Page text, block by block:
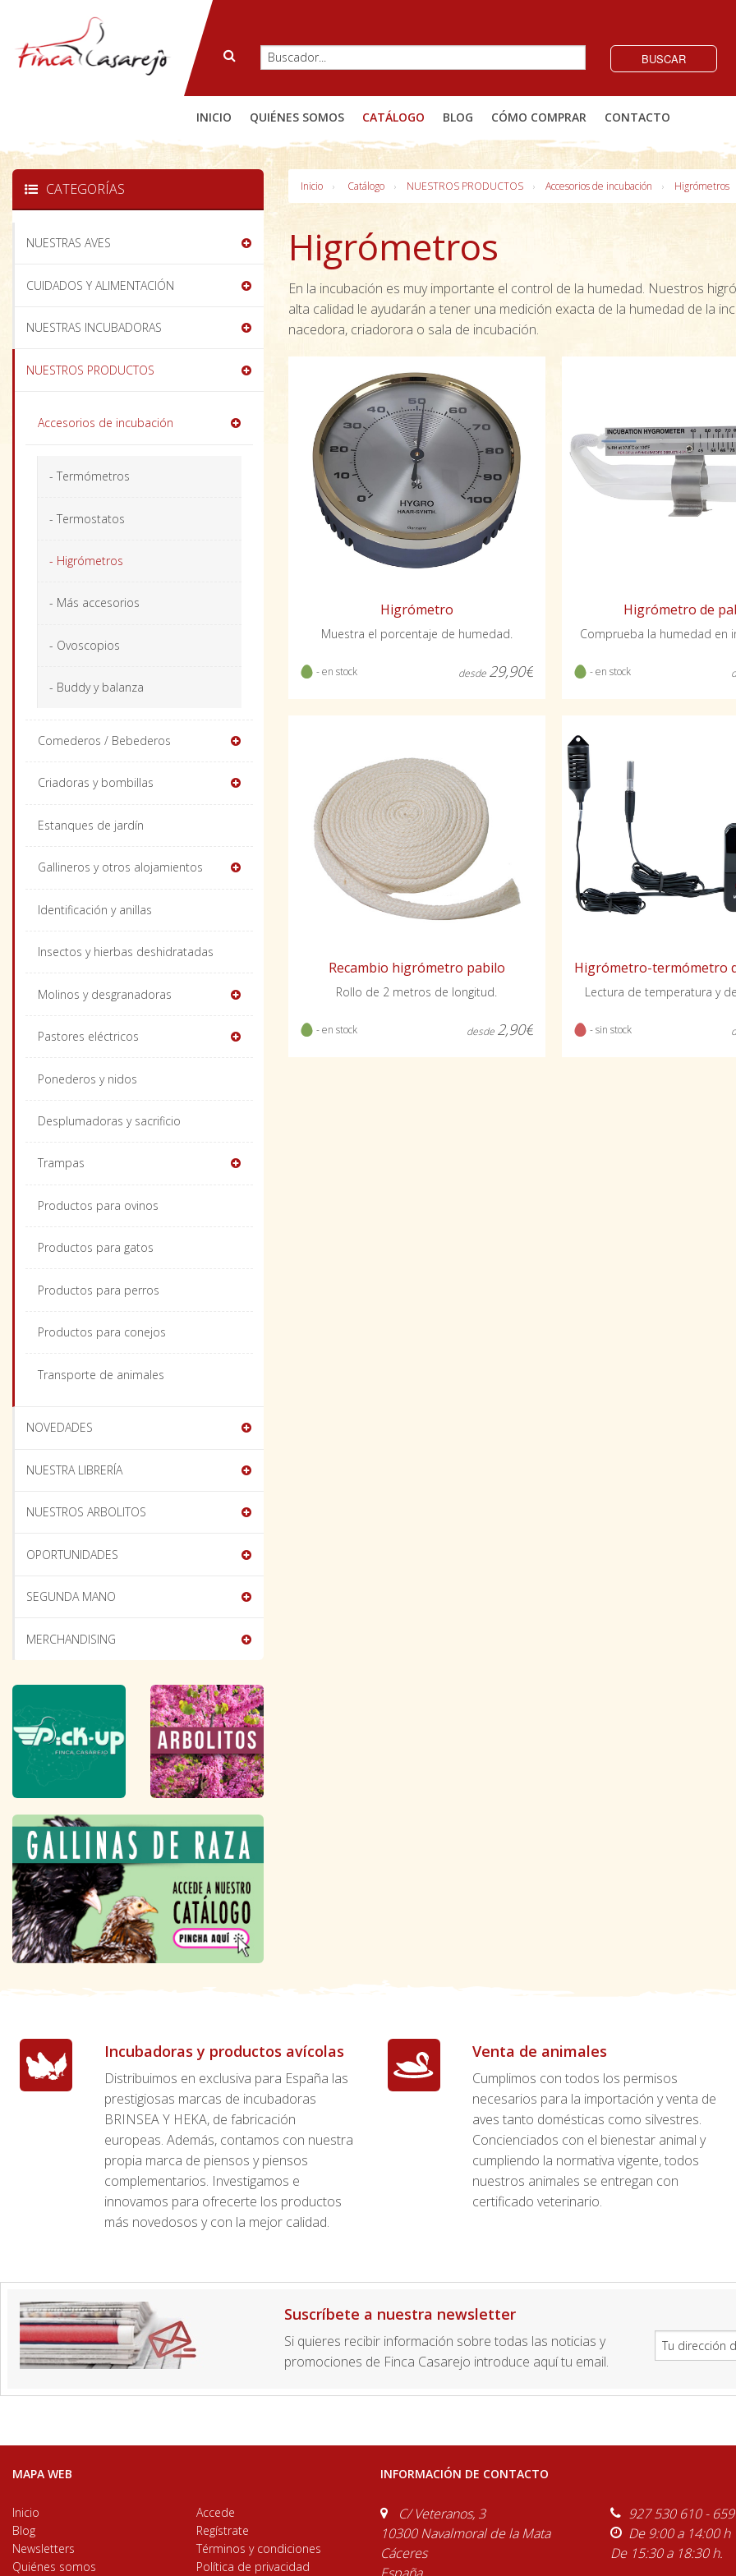
BUSCAR
INICIO QUIÉNES SOMOS CATÁLOGO BLOG CÓMO COMPRAR CONTACTO
Inicio Catálogo NUESTROS PRODUCTOS Accesorios de incubación Higrómetros
Higrómetros
En la incubación es muy importante el control de la humedad. Nuestros
alta calidad le ayudarán a tener una medición exacta de la humedad de la
nacedora, criadorora o sala de incubación.
Higrómetro
Muestra el porcentaje de humedad.
- en stock desde 29,90€
Higrómetro de
Comprueba la humedad en
- en stock
Recambio higrómetro pabilo
Rollo de 2 metros de longitud.
- en stock desde 2,90€
Lectura de temperatura y
- sin stock
CATEGORÍAS
NUESTRAS AVES
CUIDADOS Y ALIMENTACIÓN
NUESTRAS INCUBADORAS
NUESTROS PRODUCTOS
Accesorios de incubación
- Termómetros
- Termostatos
- Higrómetros
- Más accesorios
- Ovoscopios
- Buddy y balanza
Comederos / Bebederos
Criadoras y bombillas
Estanques de jardín
Gallineros y otros alojamientos
Identificación y anillas
Insectos y hierbas deshidratadas
Molinos y desgranadoras
Pastores eléctricos
Ponederos y nidos
Desplumadoras y sacrificio
Trampas
Productos para ovinos
Productos para gatos
Productos para perros
Productos para conejos
Transporte de animales
NOVEDADES
NUESTRA LIBRERÍA
NUESTROS ARBOLITOS
OPORTUNIDADES
SEGUNDA MANO
MERCHANDISING
Incubadoras y productos avícolas
Distribuimos en exclusiva para España las
prestigiosas marcas de incubadoras
BRINSEA Y HEKA, de fabricación
europeas. Además, contamos con nuestra
propia marca de piensos y piensos
complementarios. Investigamos e
innovamos para ofrecerte los productos
más novedosos y con la mejor calidad.
Venta de animales
Cumplimos con todos los permisos
necesarios para la importación y venta de
aves tanto domésticas como silvestres.
Concienciados con el bienestar animal y
cumpliendo la normativa vigente, todos
nuestros animales se entregan con
certificado veterinario.
Suscríbete a nuestra newsletter
Si quieres recibir información sobre todas las noticias y
promociones de Finca Casarejo introduce aquí tu email.
MAPA WEB
Inicio
Blog
Newsletters
Quiénes somos
Accede
Regístrate
Términos y condiciones
Política de privacidad
INFORMACIÓN DE CONTACTO
C/ Veteranos, 3
10300 Navalmoral de la Mata
Cáceres
927 530 610 -
De 9:00 a 14:00 h
De 15:30 a 18:30 h.